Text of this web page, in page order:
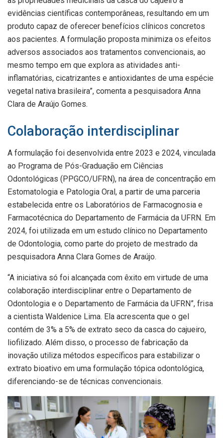
evidências científicas contemporâneas, resultando em um
produto capaz de oferecer benefícios clínicos concretos
aos pacientes. A formulação proposta minimiza os efeitos
adversos associados aos tratamentos convencionais, ao
mesmo tempo em que explora as atividades anti-
inflamatórias, cicatrizantes e antioxidantes de uma espécie
vegetal nativa brasileira”, comenta a pesquisadora Anna
Clara de Araújo Gomes.
Colaboração interdisciplinar
A formulação foi desenvolvida entre 2023 e 2024, vinculada
ao Programa de Pós-Graduação em Ciências
Odontológicas (PPGCO/UFRN), na área de concentração em
Estomatologia e Patologia Oral, a partir de uma parceria
estabelecida entre os Laboratórios de Farmacognosia e
Farmacotécnica do Departamento de Farmácia da UFRN. Em
2024, foi utilizada em um estudo clínico no Departamento
de Odontologia, como parte do projeto de mestrado da
pesquisadora Anna Clara Gomes de Araújo.
“A iniciativa só foi alcançada com êxito em virtude de uma
colaboração interdisciplinar entre o Departamento de
Odontologia e o Departamento de Farmácia da UFRN”, frisa
a cientista Waldenice Lima. Ela acrescenta que o gel
contém de 3% a 5% de extrato seco da casca do cajueiro,
liofilizado. Além disso, o processo de fabricação da
inovação utiliza métodos específicos para estabilizar o
extrato bioativo em uma formulação tópica odontológica,
diferenciando-se de técnicas convencionais.